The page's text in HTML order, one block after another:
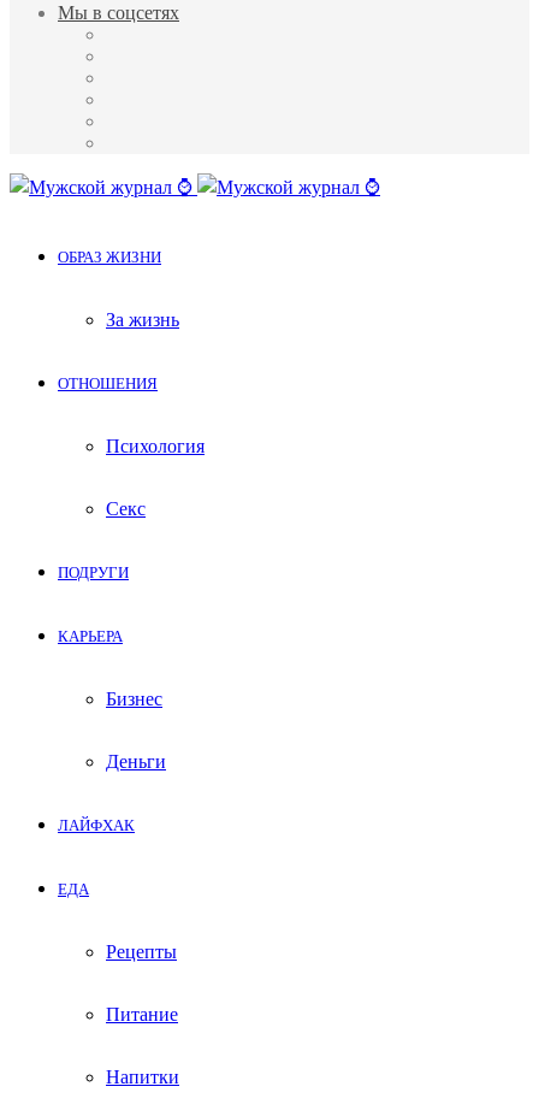
Мы в соцсетях
Меню
ОБРАЗ ЖИЗНИ
За жизнь
ОТНОШЕНИЯ
Психология
Секс
ПОДРУГИ
КАРЬЕРА
Бизнес
Деньги
ЛАЙФХАК
ЕДА
Рецепты
Питание
Напитки